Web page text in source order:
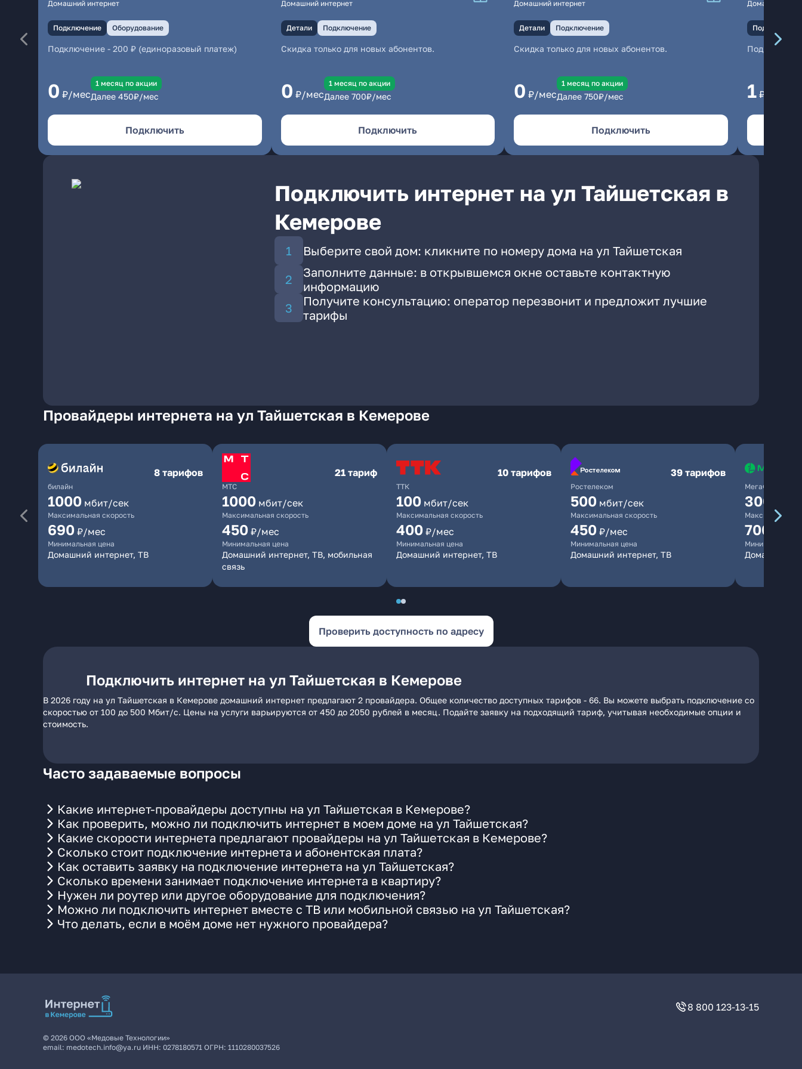
Домашний интернет
Подключение Оборудование
Подключение - 200 ₽ (единоразовый платеж)
0 ₽/мес
1 месяц по акции
Далее 450₽/мес
Подключить
Домашний интернет
Детали Подключение
Скидка только для новых абонентов.
0 ₽/мес
1 месяц по акции
Далее 700₽/мес
Подключить
Домашний интернет
Детали Подключение
Скидка только для новых абонентов.
0 ₽/мес
1 месяц по акции
Далее 750₽/мес
Подключить
Домашний
Подключение
1 ₽/мес
Подключить интернет на ул Тайшетская в
Кемерове
Выберите свой дом: кликните по номеру дома на ул Тайшетская
Заполните данные: в открывшемся окне оставьте контактную
информацию
Получите консультацию: оператор перезвонит и предложит лучшие
тарифы
Провайдеры интернета на ул Тайшетская в Кемерове
билайн
8 тарифов
1000 мбит/сек
Максимальная скорость
690 ₽/мес
Минимальная цена
Домашний интернет, ТВ
МТС
21 тариф
1000 мбит/сек
Максимальная скорость
450 ₽/мес
Минимальная цена
Домашний интернет, ТВ, мобильная
связь
ТТК
10 тарифов
100 мбит/сек
Максимальная скорость
400 ₽/мес
Минимальная цена
Домашний интернет, ТВ
Ростелеком
39 тарифов
500 мбит/сек
Максимальная скорость
450 ₽/мес
Минимальная цена
Домашний интернет, ТВ
МегаФон
300
Максимальная
700
Минимальная
Домашний
Проверить доступность по адресу
Подключить интернет на ул Тайшетская в Кемерове
В 2026 году на ул Тайшетская в Кемерове домашний интернет предлагают 2 провайдера. Общее количество доступных тарифов - 66. Вы можете выбрать подключение со
скоростью от 100 до 500 Мбит/с. Цены на услуги варьируются от 450 до 2050 рублей в месяц. Подайте заявку на подходящий тариф, учитывая необходимые опции и
стоимость.
Часто задаваемые вопросы
Какие интернет-провайдеры доступны на ул Тайшетская в Кемерове?
Как проверить, можно ли подключить интернет в моем доме на ул Тайшетская?
Какие скорости интернета предлагают провайдеры на ул Тайшетская в Кемерове?
Сколько стоит подключение интернета и абонентская плата?
Как оставить заявку на подключение интернета на ул Тайшетская?
Сколько времени занимает подключение интернета в квартиру?
Нужен ли роутер или другое оборудование для подключения?
Можно ли подключить интернет вместе с ТВ или мобильной связью на ул Тайшетская?
Что делать, если в моём доме нет нужного провайдера?
8 800 123-13-15
© 2026 ООО «Медовые Технологии»
email: medotech.info@ya.ru ИНН: 0278180571 ОГРН: 1110280037526